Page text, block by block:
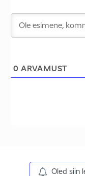
0 ARVAMUST
Oled siin